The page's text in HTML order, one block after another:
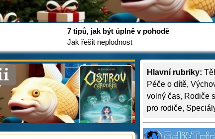
7 tipů, jak být úplně v pohodě
Jak řešit neplodnost
Hlavní rubriky:
Péče o dítě,
volný čas, Rodiče
pro rodiče,